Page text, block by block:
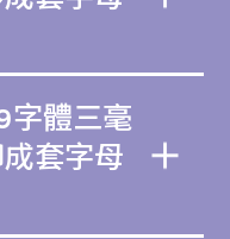
字體三毫
套字母